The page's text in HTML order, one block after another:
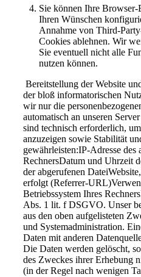
Sie können Ihre Browser-
Ihren Wünschen
Annahme von Third-
Cookies ablehnen. Wir
Sie eventuell nicht alle
nutzen können.
Bereitstellung der Website
der bloß informatorischen
wir nur die
automatisch an unseren
sind technisch erforderlich,
anzuzeigen sowie Stabilität
gewährleisten:IP-Adresse des
RechnersDatum und Uhrzeit
der abgerufenen
erfolgt (Referrer-
Betriebssystem Ihres
Abs. 1 lit. f DSGVO. Unser
aus den oben aufgelisteten
und Systemadministration.
Daten mit anderen
Die Daten werden gelöscht,
des Zweckes ihrer Erhebung
(in der Regel nach wenigen